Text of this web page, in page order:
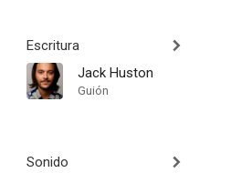
Escritura
Jack Huston
Guión
Sonido